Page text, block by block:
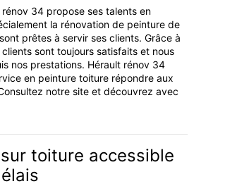
rénov 34 propose ses talents en
la rénovation de peinture de
prêtes à servir ses clients. Grâce à
sont toujours satisfaits et nous
nos prestations. Hérault rénov 34
en peinture toiture répondre aux
notre site et découvrez avec
toiture accessible